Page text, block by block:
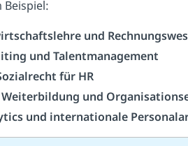
Beispiel:
und
und Talentmanagement
für HR
und
und internationale